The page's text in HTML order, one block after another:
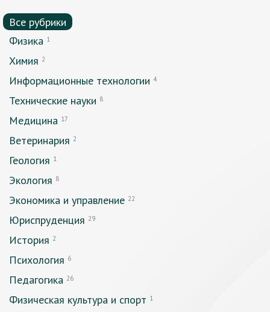
Все рубрики
Физика 1
Химия 2
Информационные технологии 4
Технические науки 8
Медицина 17
Ветеринария 2
Геология 1
Экология 8
Экономика и управление 22
Юриспруденция 29
История 2
Психология 6
Педагогика 26
Физическая культура и спорт 1